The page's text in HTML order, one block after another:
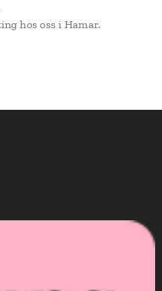
hos oss i Hamar.